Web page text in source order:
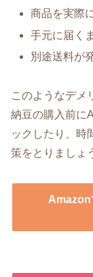
商品を実際
手元に届く
別途送料が
このようなデメ
納豆の購入前に
ックしたり、時
策をとりましょ
Amazon